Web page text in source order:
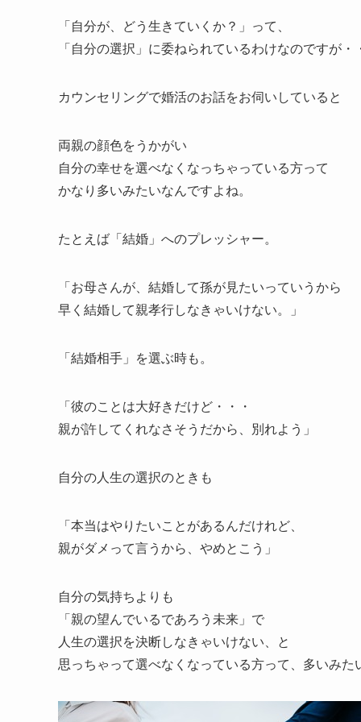
「自分が、どう生きていくか？」って、
「自分の選択」に委ねられているわけなのですが・
カウンセリングで婚活のお話をお伺いしていると
両親の顔色をうかがい
自分の幸せを選べなくなっちゃっている方って
かなり多いみたいなんですよね。
たとえば「結婚」へのプレッシャー。
「お母さんが、結婚して孫が見たいっていうから
早く結婚して親孝行しなきゃいけない。」
「結婚相手」を選ぶ時も。
「彼のことは大好きだけど・・・
親が許してくれなさそうだから、別れよう」
自分の人生の選択のときも
「本当はやりたいことがあるんだけれど、
親がダメって言うから、やめとこう」
自分の気持ちよりも
「親の望んでいるであろう未来」で
人生の選択を決断しなきゃいけない、と
思っちゃって選べなくなっている方って、多いみた